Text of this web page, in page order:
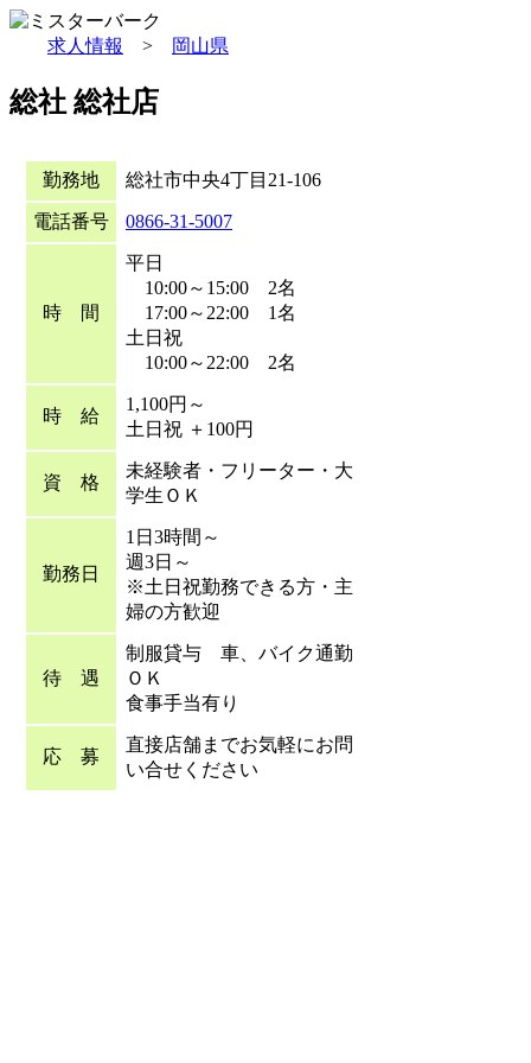
求人情報 > 岡山県
総社 総社店
勤務地 総社市中央4丁目21-106
電話番号 0866-31-5007
時 間
平日
10:00～15:00 2名
17:00～22:00 1名
土日祝
10:00～22:00 2名
時 給
1,100円～
土日祝 ＋100円
資 格
未経験者・フリーター・大
学生ＯＫ
勤務日
1日3時間～
週3日～
※土日祝勤務できる方・主
婦の方歓迎
待 遇
制服貸与 車、バイク通勤
ＯＫ
食事手当有り
応 募
直接店舗までお気軽にお問
い合せください